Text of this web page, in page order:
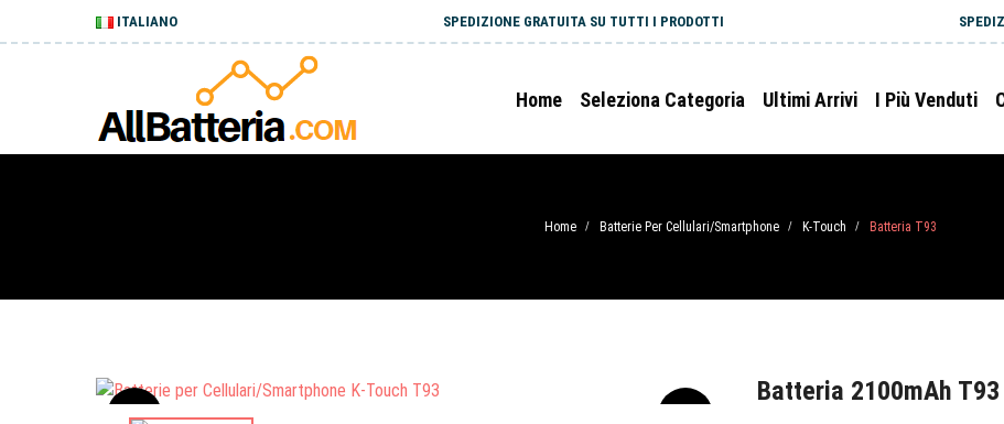
ITALIANO SPEDIZIONE GRATUITA SU TUTTI I PRODOTTI
Home Seleziona Categoria Ultimi Arrivi I Più Venduti
Home / Batterie Per Cellulari/Smartphone / K-Touch / Batteria T93
Sale
Batteria 2100mAh